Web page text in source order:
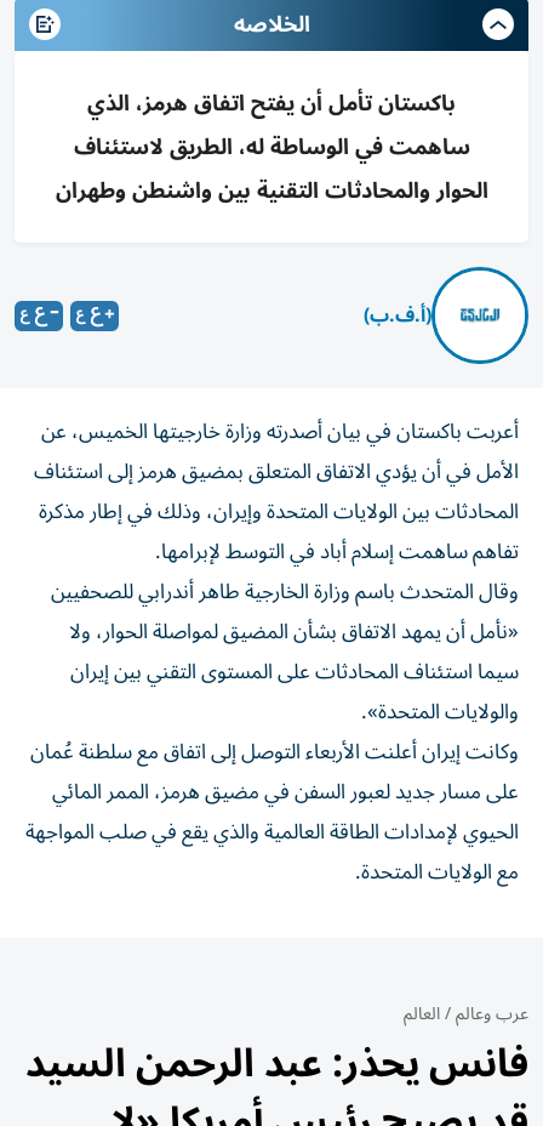
الخلاصه
باكستان تأمل أن يفتح اتفاق هرمز، الذي
ساهمت في الوساطة له، الطريق لاستئناف
الحوار والمحادثات التقنية بين واشنطن وطهران
(أ.ف.ب)
أعربت باكستان في بيان أصدرته وزارة خارجيتها الخميس، عن
الأمل في أن يؤدي الاتفاق المتعلق بمضيق هرمز إلى استئناف
المحادثات بين الولايات المتحدة وإيران، وذلك في إطار مذكرة
تفاهم ساهمت إسلام أباد في التوسط لإبرامها.
وقال المتحدث باسم وزارة الخارجية طاهر أندرابي للصحفيين
«نأمل أن يمهد الاتفاق بشأن المضيق لمواصلة الحوار، ولا
سيما استئناف المحادثات على المستوى التقني بين إيران
والولايات المتحدة».
وكانت إيران أعلنت الأربعاء التوصل إلى اتفاق مع سلطنة عُمان
على مسار جديد لعبور السفن في مضيق هرمز، الممر المائي
الحيوي لإمدادات الطاقة العالمية والذي يقع في صلب المواجهة
مع الولايات المتحدة.
عرب وعالم/العالم
فانس يحذر: عبد الرحمن السيد